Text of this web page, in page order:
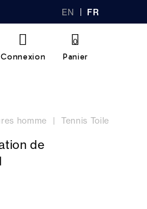
EN FR
Connexion Panier
0
homme Tennis Toile
de